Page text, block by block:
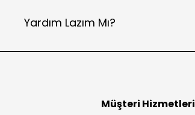
Yardım Lazım Mı?
Müşteri Hizmetleri